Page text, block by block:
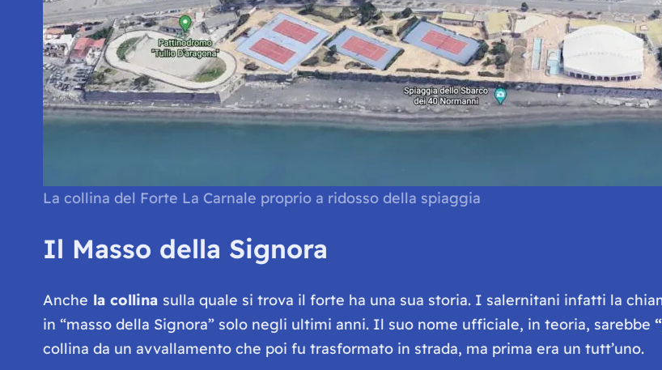
La collina del Forte La Carnale proprio a ridosso della spiaggia
Il Masso della Signora
Anche la collina sulla quale si trova il forte ha una sua storia. I salernitani infatti la
in “masso della Signora” solo negli ultimi anni. Il suo nome ufficiale, in teoria, sarebbe
collina da un avvallamento che poi fu trasformato in strada, ma prima era un tutt’uno.